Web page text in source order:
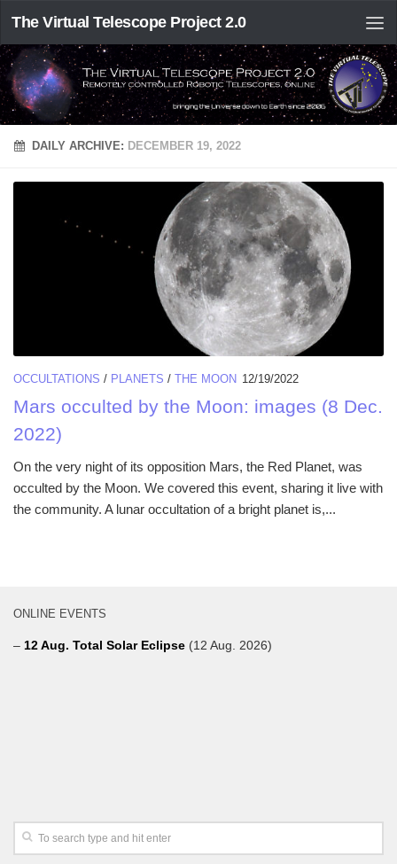
The Virtual Telescope Project 2.0
DAILY ARCHIVE: DECEMBER 19, 2022
OCCULTATIONS / PLANETS / THE MOON 12/19/2022
Mars occulted by the Moon: images (8 Dec.
2022)
On the very night of its opposition Mars, the Red Planet, was
occulted by the Moon. We covered this event, sharing it live with
the community. A lunar occultation of a bright planet is,...
ONLINE EVENTS
– 12 Aug. Total Solar Eclipse (12 Aug. 2026)